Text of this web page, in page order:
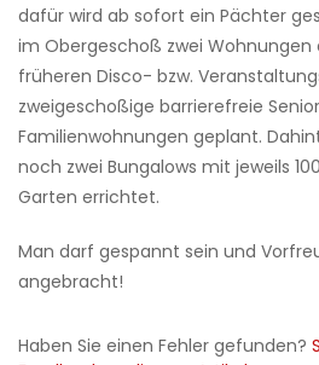
dafür wird ab sofort ein Pächter
im Obergeschoß zwei
früheren Disco- bzw.
zweigeschoßige barrierefreie
Familienwohnungen geplant.
noch zwei Bungalows mit jeweils
Garten errichtet.
Man darf gespannt sein und
angebracht!
Haben Sie einen Fehler gefunden?